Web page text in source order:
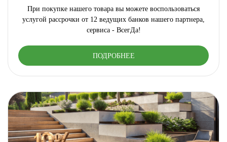
При покупке нашего товара вы можете воспользоваться
услугой рассрочки от 12 ведущих банков нашего партнера,
сервиса - ВсегДа!
ПОДРОБНЕЕ